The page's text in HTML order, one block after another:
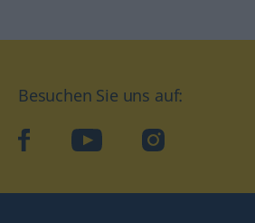
Besuchen Sie uns auf:
facebookYouTube Instagram